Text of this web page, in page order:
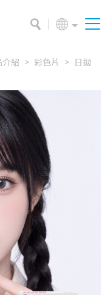
介紹 彩色片 日拋